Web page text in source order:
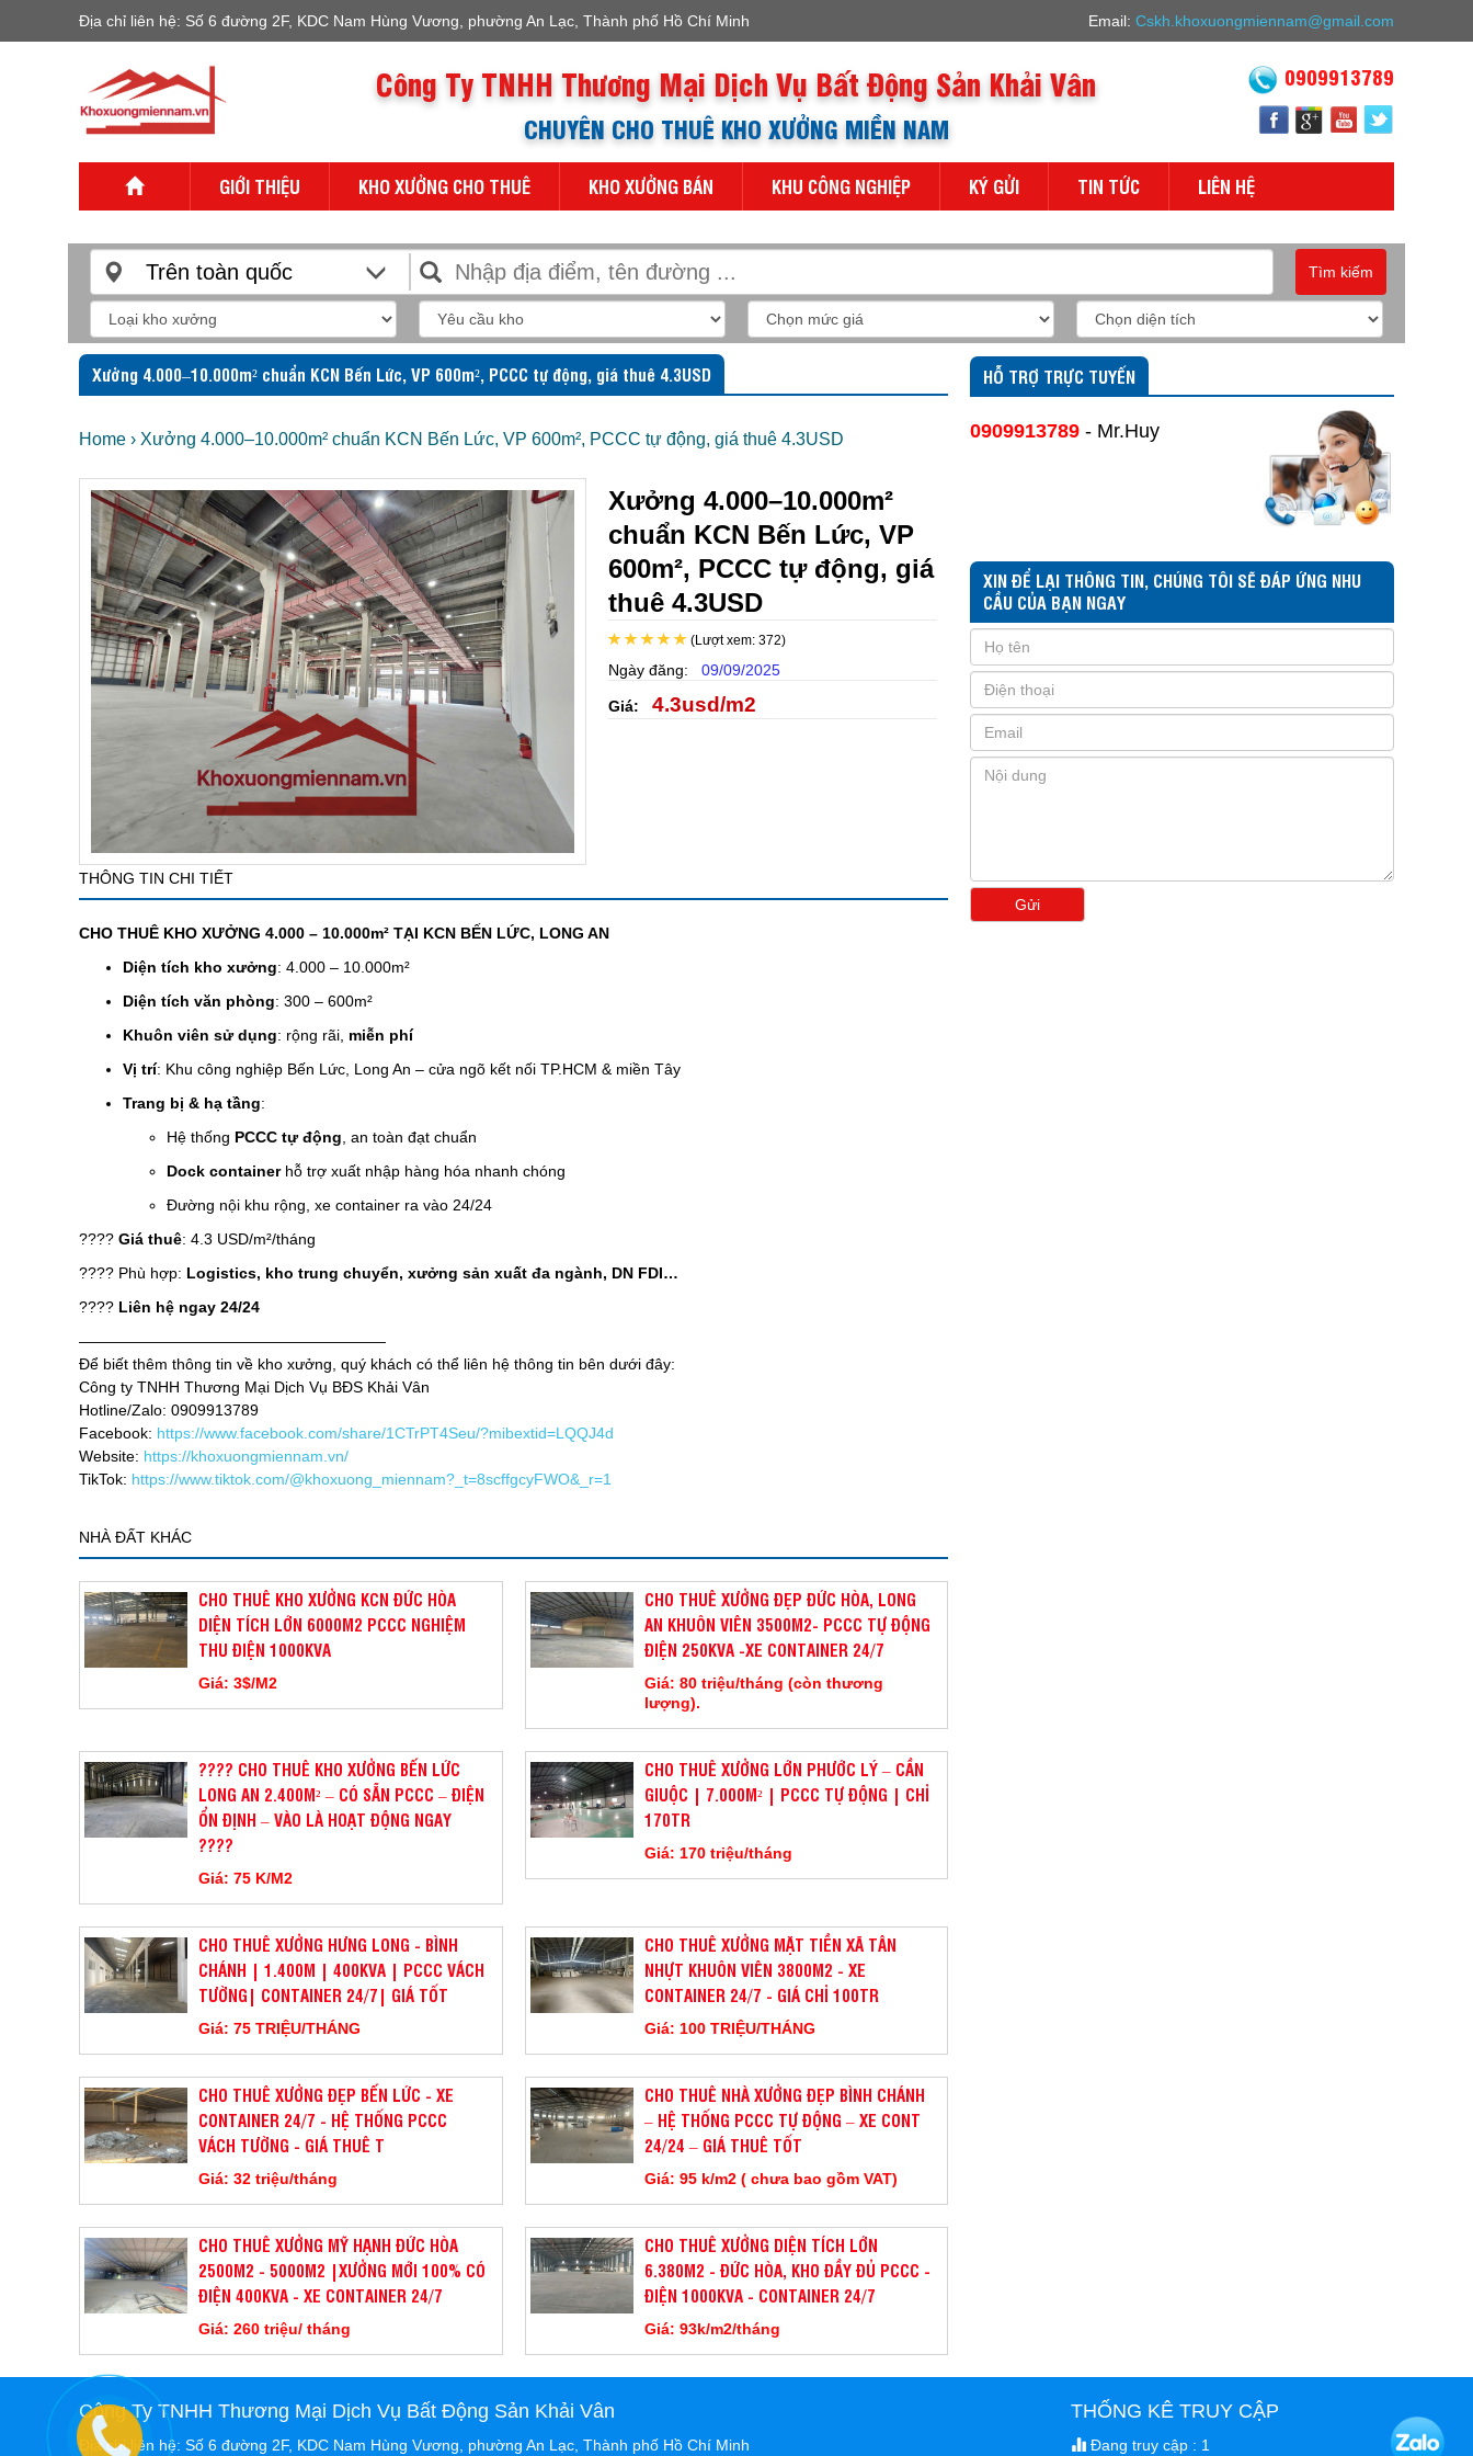
Địa chỉ liên hệ: Số 6 đường 2F, KDC Nam Hùng Vương, phường An Lạc, Thành phố Hồ Chí Minh Email: Cskh.khoxuongmiennam@gmail.com
Công Ty TNHH Thương Mại Dịch Vụ Bất Động Sản Khải Vân
CHUYÊN CHO THUÊ KHO XƯỞNG MIỀN NAM
0909913789
GIỚI THIỆU KHO XƯỞNG CHO THUÊ KHO XƯỞNG BÁN KHU CÔNG NGHIỆP KÝ GỬI TIN TỨC LIÊN HỆ
Trên toàn quốc Tìm kiếm
Xưởng 4.000–10.000m² chuẩn KCN Bến Lức, VP 600m², PCCC tự động, giá thuê 4.3USD
Home › Xưởng 4.000–10.000m² chuẩn KCN Bến Lức, VP 600m², PCCC tự động, giá thuê 4.3USD
Xưởng 4.000–10.000m²
chuẩn KCN Bến Lức, VP
600m², PCCC tự động, giá
thuê 4.3USD
(Lượt xem: 372)
Ngày đăng: 09/09/2025
Giá: 4.3usd/m2
THÔNG TIN CHI TIẾT
CHO THUÊ KHO XƯỞNG 4.000 – 10.000m² TẠI KCN BẾN LỨC, LONG AN
Diện tích kho xưởng: 4.000 – 10.000m²
Diện tích văn phòng: 300 – 600m²
Khuôn viên sử dụng: rộng rãi, miễn phí
Vị trí: Khu công nghiệp Bến Lức, Long An – cửa ngõ kết nối TP.HCM & miền Tây
Trang bị & hạ tầng:
Hệ thống PCCC tự động , an toàn đạt chuẩn
Dock containerhỗ trợ xuất nhập hàng hóa nhanh chóng
Đường nội khu rộng, xe container ra vào 24/24
???? Giá thuê: 4.3 USD/m²/tháng
???? Phù hợp: Logistics, kho trung chuyển, xưởng sản xuất đa ngành, DN FDI…
???? Liên hệ ngay 24/24
————————————————————
Để biết thêm thông tin về kho xưởng, quý khách có thể liên hệ thông tin bên dưới đây:
Công ty TNHH Thương Mại Dịch Vụ BĐS Khải Vân
Hotline/Zalo: 0909913789
Facebook: https://www.facebook.com/share/1CTrPT4Seu/?mibextid=LQQJ4d
Website: https://khoxuongmiennam.vn/
TikTok: https://www.tiktok.com/@khoxuong_miennam?_t=8scffgcyFWO&_r=1
NHÀ ĐẤT KHÁC
CHO THUÊ KHO XƯỞNG KCN ĐỨC HÒA
DIỆN TÍCH LỚN 6000M2 PCCC NGHIỆM
THU ĐIỆN 1000KVA
Giá: 3$/M2
CHO THUÊ XƯỞNG ĐẸP ĐỨC HÒA, LONG
AN KHUÔN VIÊN 3500M2- PCCC TỰ ĐỘNG
ĐIỆN 250KVA -XE CONTAINER 24/7
Giá: 80 triệu/tháng (còn thương
lượng).
???? CHO THUÊ KHO XƯỞNG BẾN LỨC
LONG AN 2.400M² – CÓ SẴN PCCC – ĐIỆN
ỔN ĐỊNH – VÀO LÀ HOẠT ĐỘNG NGAY
????
Giá: 75 K/M2
CHO THUÊ XƯỞNG LỚN PHƯỚC LÝ – CẦN
GIUỘC | 7.000M² | PCCC TỰ ĐỘNG | CHỈ
170TR
Giá: 170 triệu/tháng
CHO THUÊ XƯỞNG HƯNG LONG - BÌNH
CHÁNH | 1.400M | 400KVA | PCCC VÁCH
TƯỜNG| CONTAINER 24/7| GIÁ TỐT
Giá: 75 TRIỆU/THÁNG
CHO THUÊ XƯỞNG MẶT TIỀN XÃ TÂN
NHỰT KHUÔN VIÊN 3800M2 - XE
CONTAINER 24/7 - GIÁ CHỈ 100TR
Giá: 100 TRIỆU/THÁNG
CHO THUÊ XƯỞNG ĐẸP BẾN LỨC - XE
CONTAINER 24/7 - HỆ THỐNG PCCC
VÁCH TƯỜNG - GIÁ THUÊ T
Giá: 32 triệu/tháng
CHO THUÊ NHÀ XƯỞNG ĐẸP BÌNH CHÁNH
– HỆ THỐNG PCCC TỰ ĐỘNG – XE CONT
24/24 – GIÁ THUÊ TỐT
Giá: 95 k/m2 ( chưa bao gồm VAT)
CHO THUÊ XƯỞNG MỸ HẠNH ĐỨC HÒA
2500M2 - 5000M2 |XƯỞNG MỚI 100% CÓ
ĐIỆN 400KVA - XE CONTAINER 24/7
Giá: 260 triệu/ tháng
CHO THUÊ XƯỞNG DIỆN TÍCH LỚN
6.380M2 - ĐỨC HÒA, KHO ĐẦY ĐỦ PCCC -
ĐIỆN 1000KVA - CONTAINER 24/7
Giá: 93k/m2/tháng
HỖ TRỢ TRỰC TUYẾN
0909913789 - Mr.Huy
XIN ĐỂ LẠI THÔNG TIN, CHÚNG TÔI SẼ ĐÁP ỨNG NHU
CẦU CỦA BẠN NGAY
Gửi
Công Ty TNHH Thương Mại Dịch Vụ Bất Động Sản Khải Vân
Địa chỉ liên hệ: Số 6 đường 2F, KDC Nam Hùng Vương, phường An Lạc, Thành phố Hồ Chí Minh
THỐNG KÊ TRUY CẬP
Đang truy cập : 1